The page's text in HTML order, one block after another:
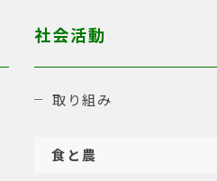
社会活動
取り組み
食と農